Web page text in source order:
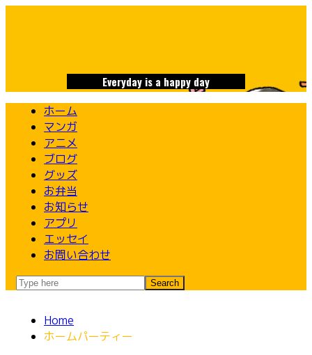
Everyday is a happy day
ホーム
マンガ
アニメ
ブログ
グッズ
お弁当
お知らせ
アプリ
エッセイ
お問い合わせ
Home
ホームパーティー